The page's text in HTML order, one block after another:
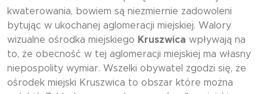
kwaterowania, bowiem są niezmiernie zadowoleni
bytując w ukochanej aglomeracji miejskiej. Walory
wizualne ośrodka miejskiego Kruszwica wpływają na
to, że obecność w tej aglomeracji miejskiej ma własny
niepospolity wymiar. Wszelki obywatel zgodzi się, że
ośrodek miejski Kruszwica to obszar które można